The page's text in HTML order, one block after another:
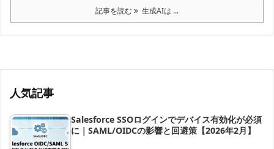
記事を読む 生成AIは ...
人気記事
Salesforce SSOログインでデバイス有効化が必須
に｜SAML/OIDCの影響と回避策【2026年2月】